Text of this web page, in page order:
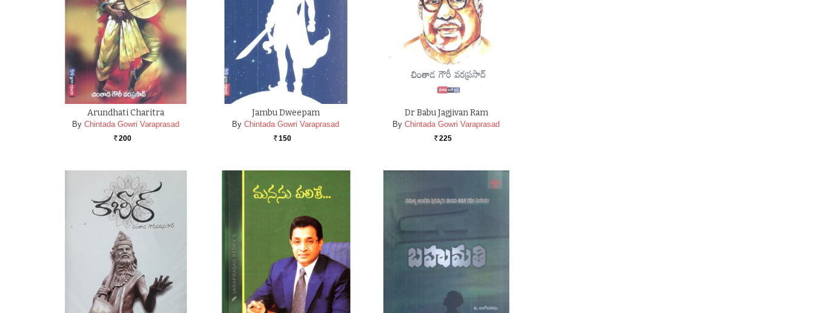
Arundhati Charitra
By Chintada Gowri Varaprasad
Rs. 200
Jambu Dweepam
By Chintada Gowri Varaprasad
Rs. 150
Dr Babu Jagjivan Ram
By Chintada Gowri Varaprasad
Rs. 225